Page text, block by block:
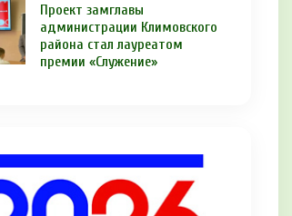
Проект замглавы
администрации Климовского
района стал лауреатом
премии «Служение»